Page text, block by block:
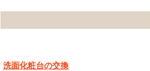
洗面化粧台の交換